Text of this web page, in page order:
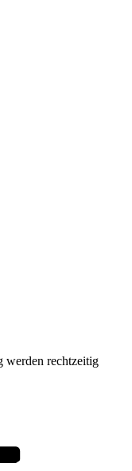
werden rechtzeitig